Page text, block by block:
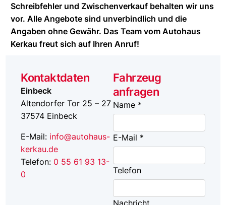
Schreibfehler und Zwischenverkauf behalten wir uns
vor. Alle Angebote sind unverbindlich und die
Angaben ohne Gewähr. Das Team vom Autohaus
Kerkau freut sich auf Ihren Anruf!
Kontaktdaten
Einbeck
Altendorfer Tor 25 – 27
37574 Einbeck
E-Mail: info@autohaus-
kerkau.de
Telefon: 0 55 61 93 13-
0
Fahrzeug
anfragen
Name *
E-Mail *
Telefon
Nachricht